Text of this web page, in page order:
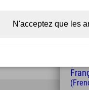
N'acceptez que les